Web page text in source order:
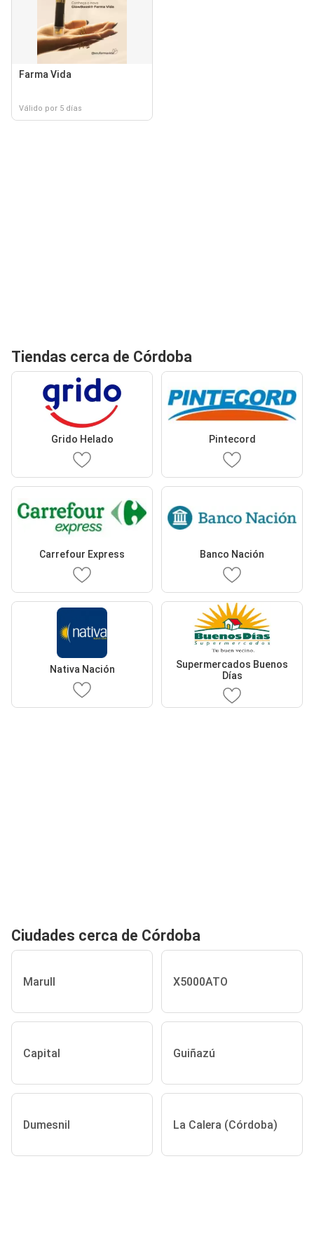
Farma Vida
Válido por 5 días
Tiendas cerca de Córdoba
Grido Helado Pintecord
Carrefour Express Banco Nación
Nativa Nación
Supermercados Buenos
Días
Ciudades cerca de Córdoba
Marull X5000ATO
Capital Guiñazú
Dumesnil La Calera (Córdoba)